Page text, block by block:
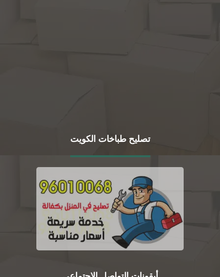
تصليح طباخات الكويت